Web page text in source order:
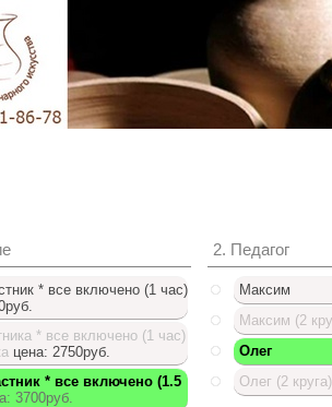
2. Педагог
* все включено (1 час)
* все включено (1 час)
цена: 2750руб.
* все включено (1.5
3700руб.
Максим
Максим (2
Олег
Олег (2 круга)